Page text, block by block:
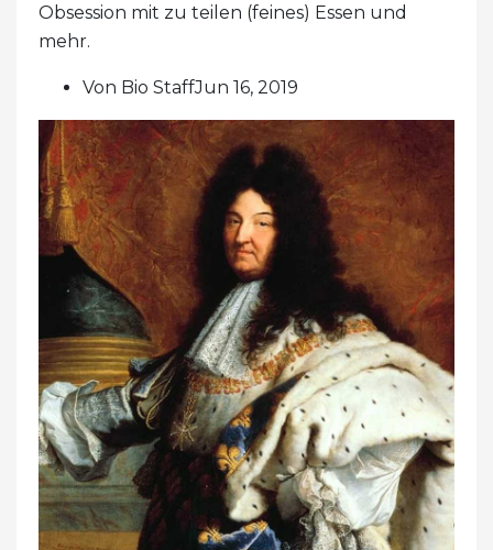
Obsession mit zu teilen (feines) Essen und
mehr.
Von Bio StaffJun 16, 2019